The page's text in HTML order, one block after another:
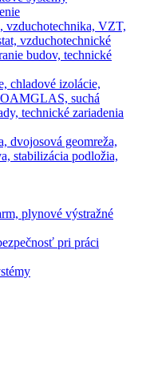
vzduchotechnika, VZT,
vzduchotechnické
budov, technické
chladové izolácie,
suchá
technické zariadenia
dvojosová geomreža,
stabilizácia podložia,
plynové výstražné
pri práci